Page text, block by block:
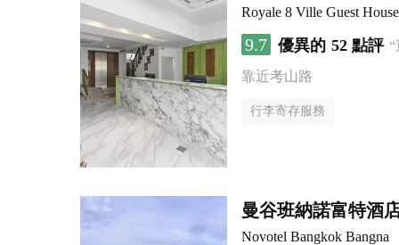
Royale 8 Ville Guest House
9.7 優異的 52 點評
靠近考山路
行李寄存服務
曼谷班納諾富特酒
Novotel Bangkok Bangna